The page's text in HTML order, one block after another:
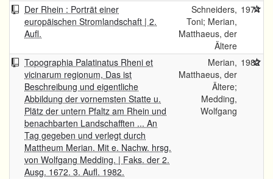
Der Rhein : Porträt einer
europäischen Stromlandschaft | 2.
Aufl.
Schneiders,
Toni; Merian,
Matthaeus, der
Ältere
1974
Topographia Palatinatus Rheni et
vicinarum regionum, Das ist
Beschreibung und eigentliche
Abbildung der vornemsten Statte u.
Plätz der untern Pfaltz am Rhein und
benachbarten Landschafften ... An
Tag gegeben und verlegt durch
Mattheum Merian. Mit e. Nachw. hrsg.
von Wolfgang Medding. | Faks. der 2.
Ausg. 1672. 3. Aufl. 1982.
Merian,
Matthaeus, der
Ältere;
Medding,
Wolfgang
1982